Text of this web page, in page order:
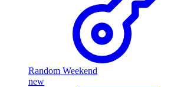
Random Weekend
new